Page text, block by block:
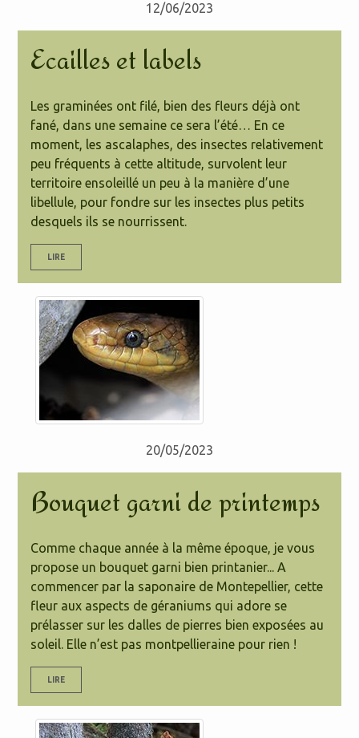
12/06/2023
Ecailles et labels
Les graminées ont filé, bien des fleurs déjà ont
fané, dans une semaine ce sera l’été… En ce
moment, les ascalaphes, des insectes relativement
peu fréquents à cette altitude, survolent leur
territoire ensoleillé un peu à la manière d’une
libellule, pour fondre sur les insectes plus petits
desquels ils se nourrissent.
LIRE
20/05/2023
Bouquet garni de printemps
Comme chaque année à la même époque, je vous
propose un bouquet garni bien printanier... A
commencer par la saponaire de Montepellier, cette
fleur aux aspects de géraniums qui adore se
prélasser sur les dalles de pierres bien exposées au
soleil. Elle n’est pas montpellieraine pour rien !
LIRE